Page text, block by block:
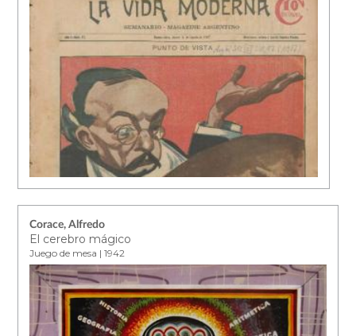
Corace, Alfredo
El cerebro mágico
Juego de mesa | 1942